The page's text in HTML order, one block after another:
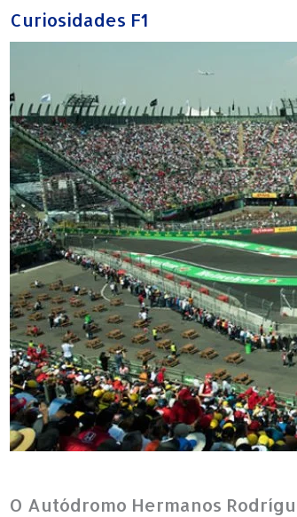
Curiosidades F1
O Autódromo Hermanos